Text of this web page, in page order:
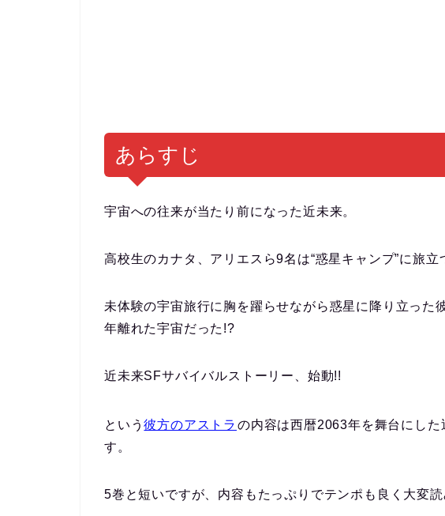
あらすじ
宇宙への往来が当たり前になった近未来。
高校生のカナタ、アリエスら9名は“惑星キャンプ”に旅立
未体験の宇宙旅行に胸を躍らせながら惑星に降り立った
年離れた宇宙だった!?
近未来SFサバイバルストーリー、始動!!
という彼方のアストラ の内容は西暦2063年を舞台にし
す。
5巻と短いですが、内容もたっぷりでテンポも良く大変読